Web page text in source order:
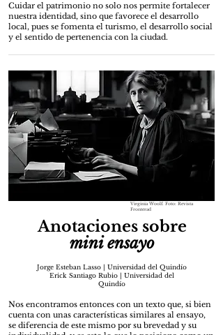
Cuidar el patrimonio no solo nos permite fortalecer
nuestra identidad, sino que favorece el desarrollo
local, pues se fomenta el turismo, el desarrollo social
y el sentido de pertenencia con la ciudad.
Virginia Woolf. Foto: Revista
Fronterad
Anotaciones sobre
mini ensayo
Jorge Esteban Lasso | Universidad del Quindío
Erick Santiago Rubio | Universidad del
Quindío
Nos encontramos entonces con un texto que, si bien
cuenta con unas características similares al ensayo,
se diferencia de este mismo por su brevedad y su